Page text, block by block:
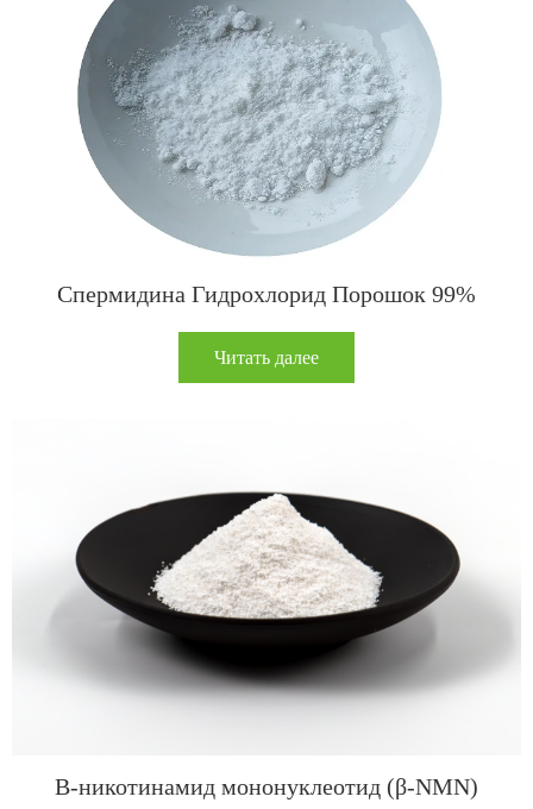
Спермидина Гидрохлорид Порошок 99%
Читать далее
Β-никотинамид мононуклеотид (β-NMN)